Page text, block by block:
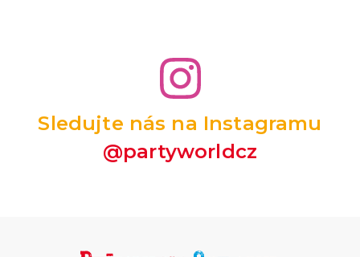
Sledujte nás na Instagramu
@partyworldcz